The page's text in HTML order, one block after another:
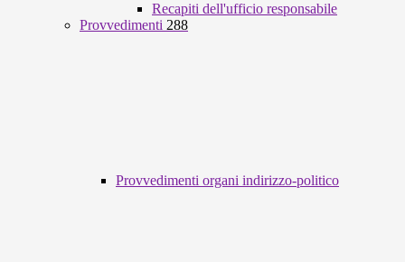
Recapiti dell'ufficio responsabile
Provvedimenti 288
Provvedimenti organi indirizzo-politico